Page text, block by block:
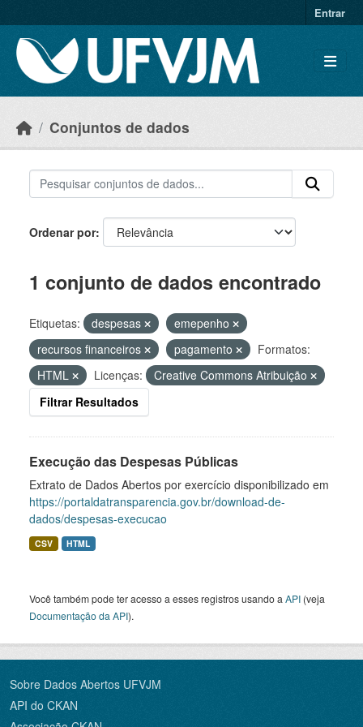
Entrar
Conjuntos de dados
Ordenar por
1 conjunto de dados encontrado
Etiquetas: despesas
emepenho
recursos financeiros
pagamento
Formatos:
HTML
Licenças:
Creative Commons Atribuição
Filtrar Resultados
Execução das Despesas Públicas
Extrato de Dados Abertos por exercício disponibilizado em
https://portaldatransparencia.gov.br/download-de-
dados/despesas-execucao
CSV HTML
Você também pode ter acesso a esses registros usando a API (veja
Documentação da API).
Sobre Dados Abertos UFVJM
API do CKAN